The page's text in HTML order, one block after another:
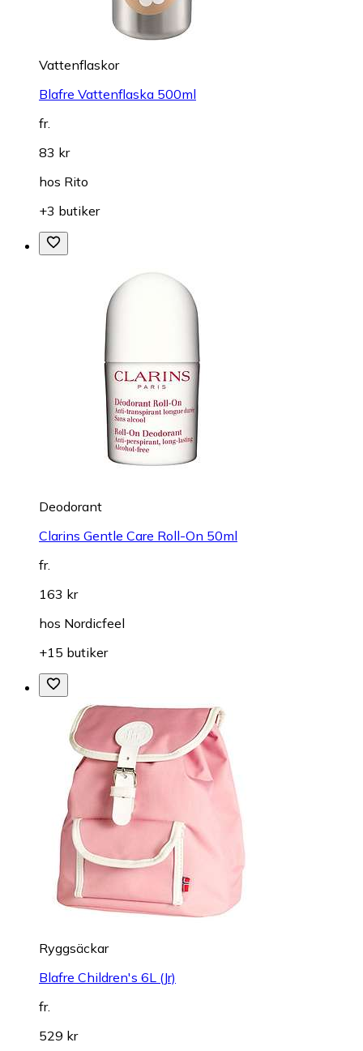
Vattenflaskor
Blafre Vattenflaska 500ml
fr.
83 kr
hos Rito
+3 butiker
Deodorant
Clarins Gentle Care Roll-On 50ml
fr.
163 kr
hos Nordicfeel
+15 butiker
Ryggsäckar
Blafre Children's 6L (Jr)
fr.
529 kr